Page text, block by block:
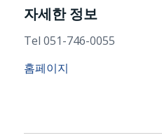
자세한 정보
Tel 051-746-0055
홈페이지